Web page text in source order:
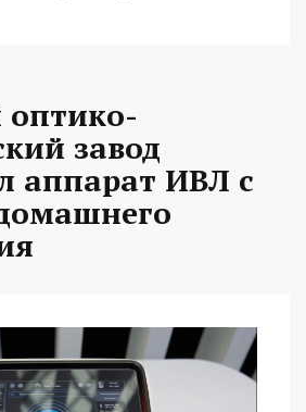
оптико-
завод
аппарат ИВЛ с